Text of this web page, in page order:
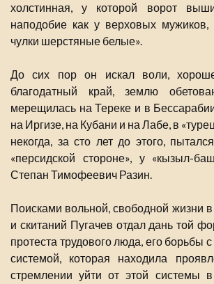
холстинная, у которой ворот
наподобие как у верховых
чулки шерстяные белые».
До сих пор он искал воли,
благодатный край, землю
мерещилась на Тереке и в
на Иргизе, на Кубани и на Лабе, в
некогда, за сто лет до этого,
«персидской стороне», у «кызыл-
Степан Тимофеевич Разин.
Поисками вольной, свободной жизни в
и скитаний Пугачев отдал дань той
протеста трудового люда, его борьбы
системой, которая находила
стремлении уйти от этой системы